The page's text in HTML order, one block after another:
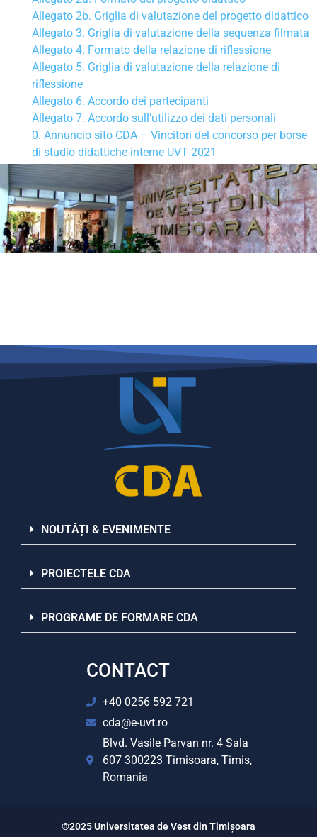
Allegato 2b. Griglia di valutazione del progetto didattico
Allegato 3. Griglia di valutazione della sequenza filmata
Allegato 4. Formato della relazione di riflessione
Allegato 5. Griglia di valutazione della relazione di
riflessione
Allegato 6. Accordo dei partecipanti
Allegato 7. Accordo sull’utilizzo dei dati personali
0. Annuncio sito CDA – Vincitori del concorso per borse
di studio didattiche interne UVT 2021
NOUTĂȚI & EVENIMENTE
PROIECTELE CDA
PROGRAME DE FORMARE CDA
CONTACT
+40 0256 592 721
cda@e-uvt.ro
Blvd. Vasile Parvan nr. 4 Sala
607 300223 Timisoara, Timis,
Romania
©2025 Universitatea de Vest din Timișoara